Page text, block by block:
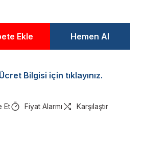
Ekle Hemen Al
Bilgisi için tıklayınız.
Et Fiyat Alarmı Karşılaştır